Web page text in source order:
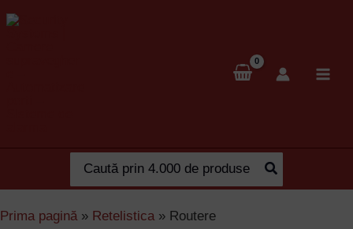
Skip
to
for:
Prima pagină» Retelistica» Routere